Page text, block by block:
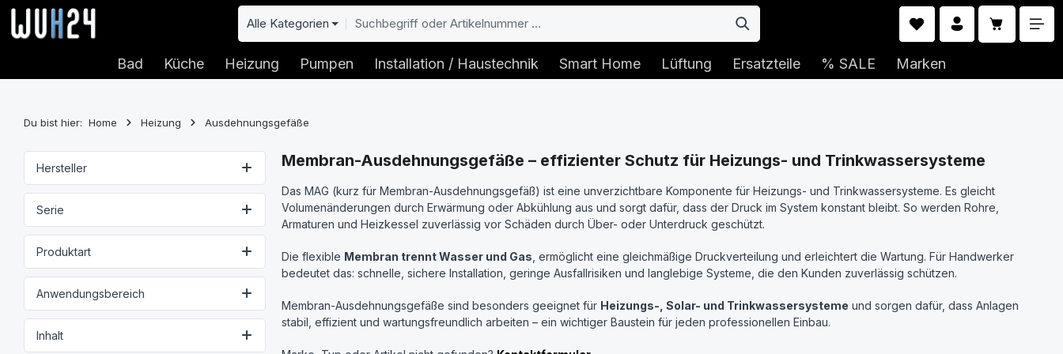
Hauptinhalt springen
Zur Suche springen
Zur Hauptnavigation springen Alle Kategorien
Bad Küche Heizung Pumpen Installation / Haustechnik Smart Home Lüftung Ersatzteile % SALE Marken
Du bist hier: Home Heizung Ausdehnungsgefäße
Hersteller
Serie
Produktart
Anwendungsbereich
Inhalt
Membran-Ausdehnungsgefäße – effizienter Schutz für Heizungs- und Trinkwassersysteme
Das MAG (kurz für Membran-Ausdehnungsgefäß) ist eine unverzichtbare Komponente für Heizungs- und Trinkwassersysteme. Es gleicht
Volumenänderungen durch Erwärmung oder Abkühlung aus und sorgt dafür, dass der Druck im System konstant bleibt. So werden Rohre,
Armaturen und Heizkessel zuverlässig vor Schäden durch Über- oder Unterdruck geschützt.
Die flexible Membran trennt Wasser und Gas , ermöglicht eine gleichmäßige Druckverteilung und erleichtert die Wartung. Für Handwerker
bedeutet das: schnelle, sichere Installation, geringe Ausfallrisiken und langlebige Systeme, die den Kunden zuverlässig schützen.
Membran-Ausdehnungsgefäße sind besonders geeignet für Heizungs-, Solar- und Trinkwassersysteme und sorgen dafür, dass Anlagen
stabil, effizient und wartungsfreundlich arbeiten – ein wichtiger Baustein für jeden professionellen Einbau.